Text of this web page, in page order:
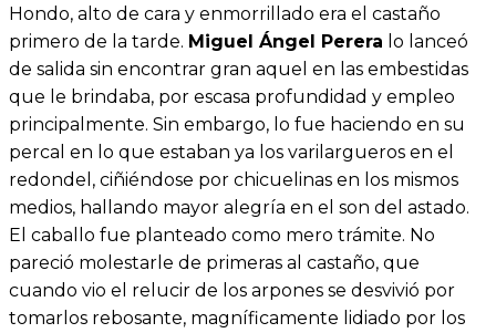
Hondo, alto de cara y enmorrillado era el castaño
primero de la tarde. Miguel Ángel Perera lo lanceó
de salida sin encontrar gran aquel en las embestidas
que le brindaba, por escasa profundidad y empleo
principalmente. Sin embargo, lo fue haciendo en su
percal en lo que estaban ya los varilargueros en el
redondel, ciñiéndose por chicuelinas en los mismos
medios, hallando mayor alegría en el son del astado.
El caballo fue planteado como mero trámite. No
pareció molestarle de primeras al castaño, que
cuando vio el relucir de los arpones se desvivió por
tomarlos rebosante, magníficamente lidiado por los